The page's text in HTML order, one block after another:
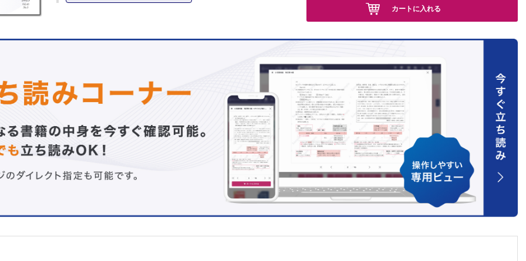
口腔領域の自己免疫性病変……石丸直澄
栃木直文 他
鑑別の森［44］
Answer 2：長峯理子
ゲノム医療がもたらした新たなゲノム研究……高阪真路
病理医としてのアドバンテージを体感しよう―海外における病理医
活動の紹介―［5］
ベルギー王国で病理医として過ごした12 年間……小無田美菜
腎腫瘍病理診断コンサルテーションの経験……長嶋洋治
【ひろば】
【Information】
カートに入れる